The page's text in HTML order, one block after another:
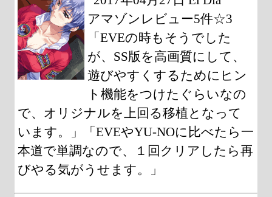
アマゾンレビュー5件☆3
「EVEの時もそうでした
が、SS版を高画質にして、
遊びやすくするためにヒン
ト機能をつけたぐらいなの
で、オリジナルを上回る移植となって
います。」「EVEやYU-NOに比べたら一
本道で単調なので、１回クリアしたら再
びやる気がうせます。」